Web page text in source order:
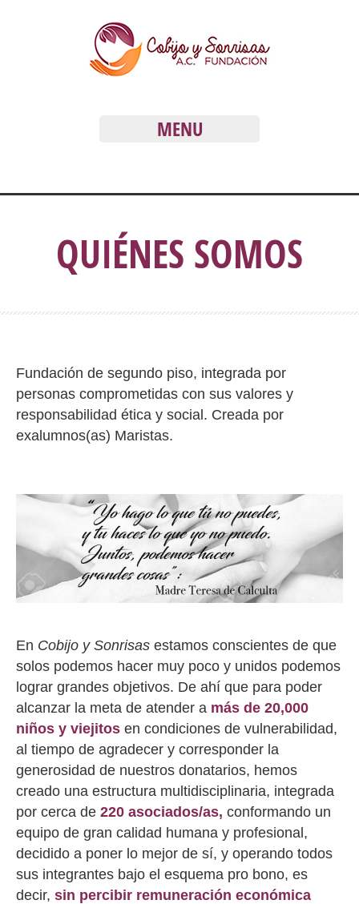
MENU
QUIÉNES SOMOS
Fundación de segundo piso, integrada por
personas comprometidas con sus valores y
responsabilidad ética y social. Creada por
exalumnos(as) Maristas.
En Cobijo y Sonrisas estamos conscientes de que
solos podemos hacer muy poco y unidos podemos
lograr grandes objetivos. De ahí que para poder
alcanzar la meta de atender a más de 20,000
niños y viejitos en condiciones de vulnerabilidad,
al tiempo de agradecer y corresponder la
generosidad de nuestros donatarios, hemos
creado una estructura multidisciplinaria, integrada
por cerca de 220 asociados/as, conformando un
equipo de gran calidad humana y profesional,
decidido a poner lo mejor de sí, y operando todos
sus integrantes bajo el esquema pro bono, es
decir, sin percibir remuneración económica